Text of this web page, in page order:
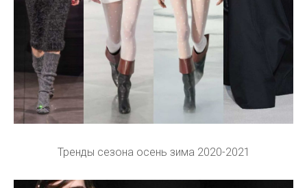
Тренды сезона осень зима 2020-2021